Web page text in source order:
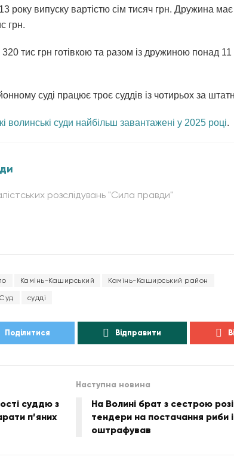
року випуску вартістю сім тисяч грн. Дружина
грн.
тис грн готівкою та разом із дружиною понад 11
суді працює троє суддів із чотирьох за
волинські суди найбільш завантажені у 2025 році.
розслідувань "Сила правди"
Камінь-Каширський Камінь-Каширський район
Суд судді
Поділитися Відправити
суддю з
п’яних
Наступна новина
На Волині брат з сестрою
тендери на постачання риби
оштрафував